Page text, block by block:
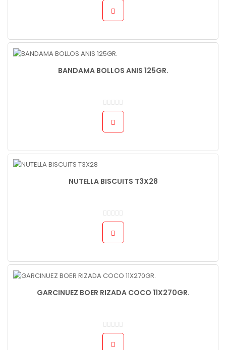
BANDAMA BOLLOS ANIS 125GR.
NUTELLA BISCUITS T3X28
GARCINUEZ BOER RIZADA COCO 11X270GR.